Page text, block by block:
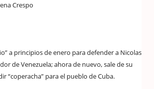
Crespo
a principios de enero para defender a Nicolas
de Venezuela; ahora de nuevo, sale de su
“coperacha” para el pueblo de Cuba.